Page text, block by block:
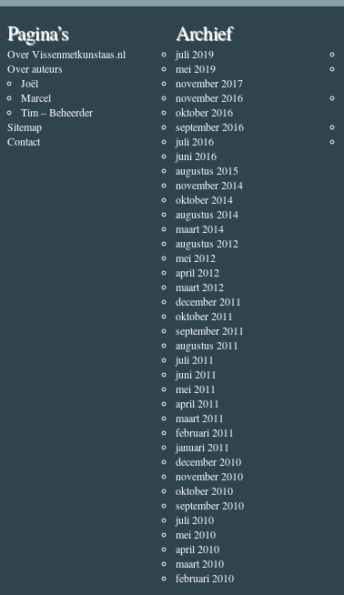
Pagina’s
Over Vissenmetkunstaas.nl
Over auteurs
Joël
Marcel
Tim – Beheerder
Sitemap
Contact
Archief
juli 2019
mei 2019
november 2017
november 2016
oktober 2016
september 2016
juli 2016
juni 2016
augustus 2015
november 2014
oktober 2014
augustus 2014
maart 2014
augustus 2012
mei 2012
april 2012
maart 2012
december 2011
oktober 2011
september 2011
augustus 2011
juli 2011
juni 2011
mei 2011
april 2011
maart 2011
februari 2011
januari 2011
december 2010
november 2010
oktober 2010
september 2010
juli 2010
mei 2010
april 2010
maart 2010
februari 2010